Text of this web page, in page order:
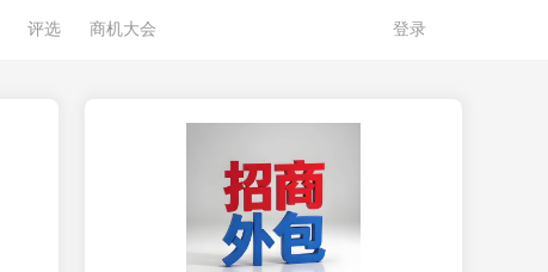
评选 商机大会 登录